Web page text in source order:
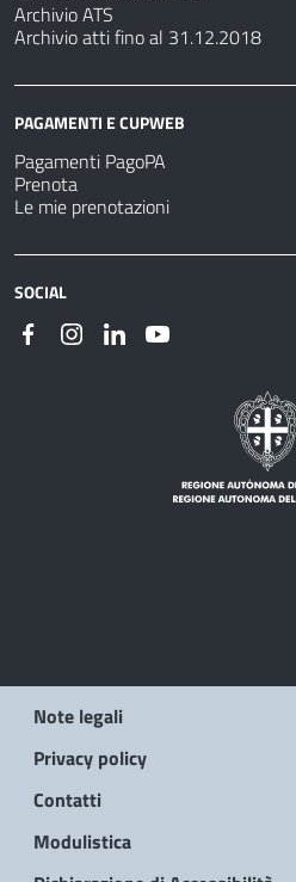
Archivio ATS
Archivio atti fino al 31.12.2018
PAGAMENTI E CUPWEB
Pagamenti PagoPA
Prenota
Le mie prenotazioni
SOCIAL
Note legali
Privacy policy
Contatti
Modulistica